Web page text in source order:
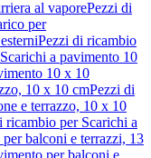
al vaporePezzi di
per
Pezzi di ricambio
Scarichi a pavimento 10
10 x 10
10 x 10 cmPezzi di
e terrazzo, 10 x 10
ricambio per Scarichi a
balconi e terrazzi, 13
per balconi e